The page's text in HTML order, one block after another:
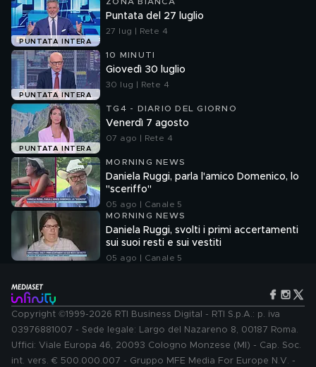
PUNTATA INTERA
Puntata del 27 luglio
27 lug | Rete 4
PUNTATA INTERA
10 MINUTI
Giovedì 30 luglio
30 lug | Rete 4
PUNTATA INTERA
TG4 - DIARIO DEL GIORNO
Venerdì 7 agosto
07 ago | Rete 4
MORNING NEWS
Daniela Ruggi, parla l'amico Domenico, lo
"sceriffo"
05 ago | Canale 5
MORNING NEWS
Daniela Ruggi, svolti i primi accertamenti
sui suoi resti e sui vestiti
05 ago | Canale 5
Copyright ©1999-2026 RTI Business Digital - RTI S.p.A.: p. iva
03976881007 - Sede legale: Largo del Nazareno 8, 00187 Roma.
Uffici: Viale Europa 46, 20093 Cologno Monzese (MI) - Cap. Soc.
int. vers. € 500.000.007 - Gruppo MFE Media For Europe N.V. -